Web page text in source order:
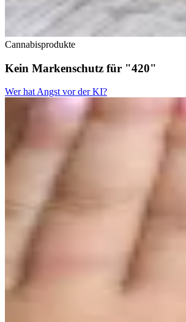
Cannabisprodukte
Kein Markenschutz für "420"
Wer hat Angst vor der KI?